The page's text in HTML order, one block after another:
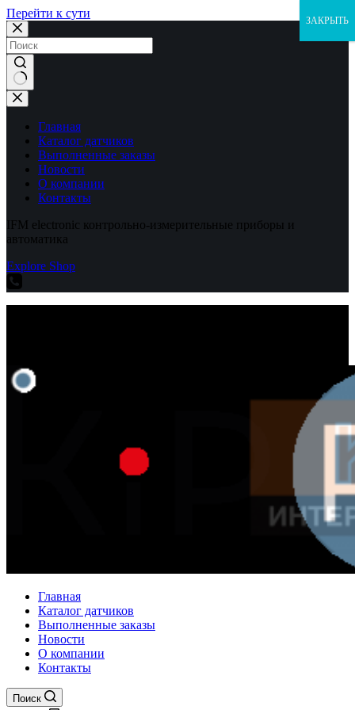
Перейти к сути
Ничего
не
найденоГлавная
Каталог датчиков
Выполненные заказы
Новости
О компании
Контакты
IFM electronic контрольно-измерительные приборы и
автоматика
Explore Shop
Главная
Каталог датчиков
Выполненные заказы
Новости
О компании
Контакты
Поиск
ЗАКРЫТЬ